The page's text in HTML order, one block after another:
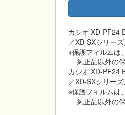
カシオ XD-PF24
／XD-SXシリー
※保護フィルムは
純正品以外の保
カシオ XD-PF24
／XD-SXシリー
※保護フィルムは
純正品以外の保